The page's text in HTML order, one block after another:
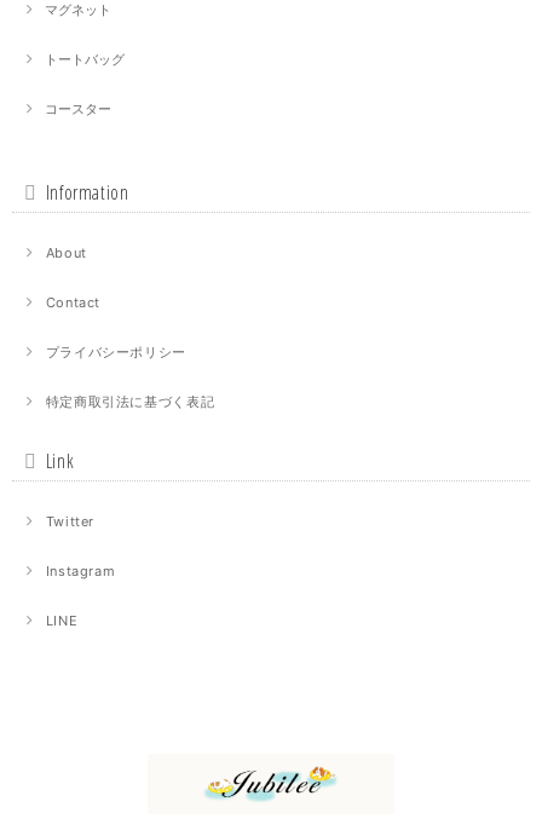
マグネット
トートバッグ
コースター
Information
About
Contact
プライバシーポリシー
特定商取引法に基づく表記
Link
Twitter
Instagram
LINE